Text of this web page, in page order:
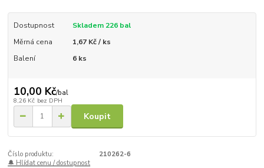
Dostupnost
Skladem 226 bal
Měrná cena
1,67 Kč / ks
Balení
6 ks
10,00 Kč/bal
8,26 Kč bez DPH
Koupit
Číslo produktu:
210262-6
🔔 Hlídat cenu / dostupnost